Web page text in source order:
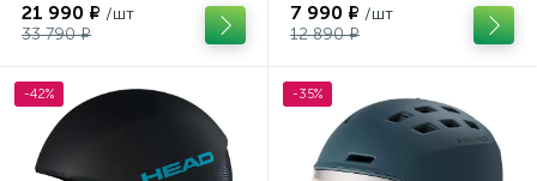
21 990 ₽ /шт
33 790 ₽
7 990 ₽ /шт
12 890 ₽
-42% -35%